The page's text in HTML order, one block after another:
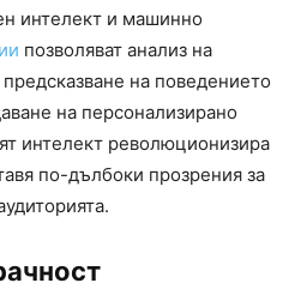
интелект и машинно
позволяват анализ на
на поведението
на персонализирано
интелект революционизира
по-дълбоки прозрения за